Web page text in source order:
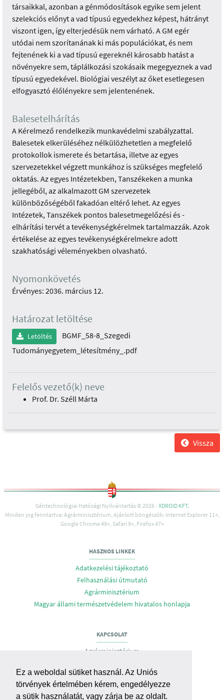
Ez a weboldal sütiket használ. Az Uniós
törvények értelmében kérem, engedélyezze
a sütik használatát, vagy zárja be az oldalt.
társaikkal, azonban a génmódosítások egyike sem jelent
szelekciós előnyt a vad típusú egyedekhez képest, hátrányt
viszont igen, így elterjedésük nem várható. A GM egér
utódai nem szorítanának ki más populációkat, és nem
fejtenének ki a vad típusú egereknél károsabb hatást a
növényekre sem, táplálkozási szokásaik megegyeznek a vad
típusú egyedekével. Biológiai veszélyt az őket esetlegesen
elfogyasztó élőlényekre sem jelentenének.
Balesetelhárítás
A Kérelmező rendelkezik munkavédelmi szabályzattal.
Balesetek elkerüléséhez nélkülözhetetlen a megfelelő
protokollok ismerete és betartása, illetve az egyes
szervezetekkel végzett munkához is szükséges megfelelő
oktatás. Az egyes Intézetekben, Tanszékeken a munka
jellegéből, az alkalmazott GM szervezetek
különbözőségéből fakadóan eltérő lehet. Az egyes
Intézetek, Tanszékek pontos balesetmegelőzési és -
elhárítási tervét a tevékenységkérelmek tartalmazzák. Azok
értékelése az egyes tevékenységkérelmekre adott
szakhatósági véleményekben olvasható.
Nyomonkövetés
Érvényes: 2036. március 12.
Határozat letöltése
Letöltés
BGMF_58-8_Szegedi
Tudományegyetem_létesítmény_.pdf
Felelős vezető(k) neve
Prof. Dr. Széll Márta
Vissza
Géntechnológiai Hatósági Nyilvántartás © 2026 - XDROID KFT.
Minden jog fenntartva: Agrárminisztérium, Ajánlott böngészők: Internet Explorer 11+,
Google Chrome 49+, Safari 9+, Firefox 47+
HASZNOS LINKEK
Adatkezelési tájékoztató
Felhasználási útmutató
Agrárminisztérium
Magyar állami természetvédelem hivatalos honlapja
KAPCSOLAT
Agrárminisztérium
Cím: H-1055 Budapest, Apáczai Csere J. u 9.
E-mail:gmo@am.gov.hu ,bmgf@am.gov.hu